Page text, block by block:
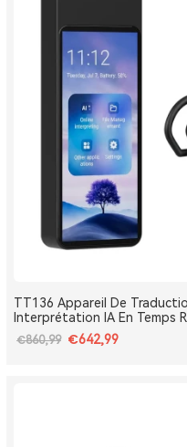
TT136 Appareil De
Interprétation IA En Temps
Traduction Pour Tours Et
Double Canal, Longue Portée
€860,99 €642,99